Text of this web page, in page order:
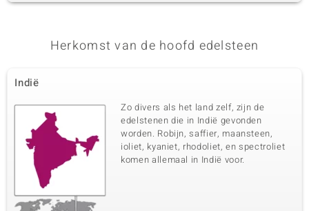
Herkomst van de hoofd edelsteen
Indië
Zo divers als het land zelf, zijn de
edelstenen die in Indië gevonden
worden. Robijn, saffier, maansteen,
ioliet, kyaniet, rhodoliet, en spectroliet
komen allemaal in Indië voor.